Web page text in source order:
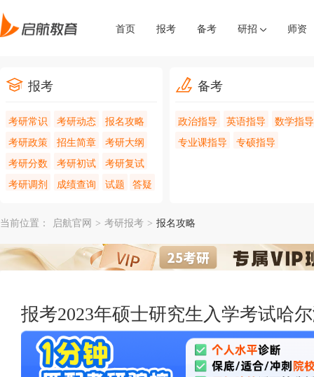
首页 报考 备考 研招 师资
报考
考研常识 考研动态
报名攻略
考研政策
招生简章
考研大纲
考研分数
考研初试
考研复试
考研调剂
成绩查询 试题 答疑
备考
政治指导 英语指导
数学指导
专业课指导
专硕指导
当前位置： 启航官网 > 考研报考 > 报名攻略
报考2023年硕士研究生入学考试哈